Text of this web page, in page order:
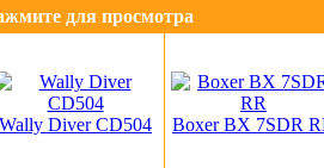
для просмотра
Wally Diver CD504 Boxer BX 7SDR